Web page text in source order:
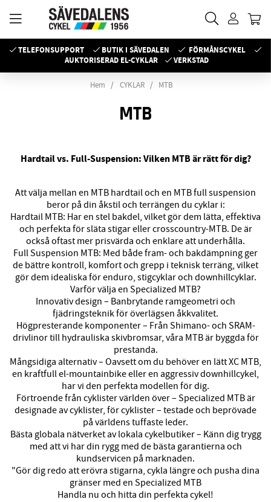
TELEFONSUPPORT BUTIK I SÄVEDALEN
FÖRMÅNSCYKEL
AUKTORISERAD EL-CYKLAR
VERKSTAD
Hem CYKLAR MTB
MTB
Hardtail vs. Full-Suspension: Vilken MTB är rätt för dig?
Att välja mellan en MTB hardtail och en MTB full suspension
beror på din åkstil och terrängen du cyklar i:
Hardtail MTB: Har en stel bakdel, vilket gör dem lätta, effektiva
och perfekta för släta stigar eller crosscountry-MTB. De är
också oftast mer prisvärda och enklare att underhålla.
Full Suspension MTB: Med både fram- och bakdämpning ger
de bättre kontroll, komfort och grepp i teknisk terräng, vilket
gör dem idealiska för enduro, stigcyklar och downhillcyklar.
Varför välja en Specialized MTB?
Innovativ design – Banbrytande ramgeometri och
fjädringsteknik för överlägsen åkkvalitet.
Högpresterande komponenter – Från Shimano- och SRAM-
drivlinor till hydrauliska skivbromsar, våra MTB är byggda för
prestanda.
Mångsidiga alternativ – Oavsett om du behöver en lätt XC MTB,
en kraftfull el-mountainbike eller en aggressiv downhillcykel,
har vi den perfekta modellen för dig.
Förtroende från cyklister världen över – Specialized MTB är
designade av cyklister, för cyklister – testade och beprövade
på världens tuffaste leder.
Bästa globala nätverket av lokala cykelbutiker – Känn dig trygg
med att vi har din rygg med de bästa garantierna och
kundservicen på marknaden.
"Gör dig redo att erövra stigarna, cykla längre och pusha dina
gränser med en Specialized MTB
Handla nu och hitta din perfekta cykel!